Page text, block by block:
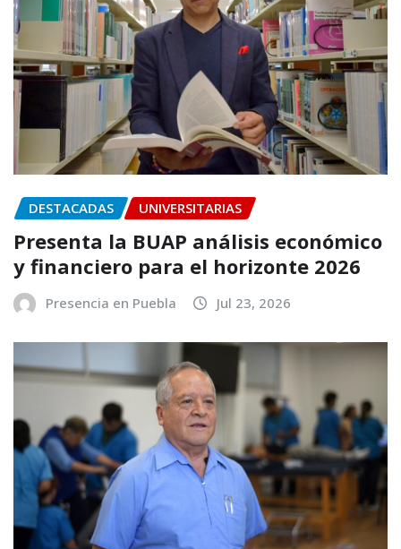
DESTACADAS UNIVERSITARIAS
Presenta la BUAP análisis económico
y financiero para el horizonte 2026
Presencia en Puebla Jul 23, 2026